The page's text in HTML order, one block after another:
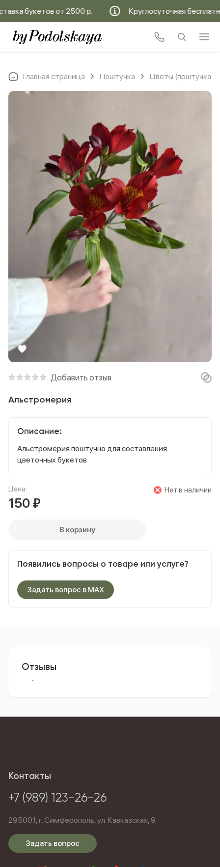
букетов от 2500 р. Круглосуточная
Главная страница Поштучка Цветы (поштучка)
Добавить отзыв
Альстромерия
Описание:
Альстромерия поштучно для составления
цветочных букетов
Цена:
150₽
Нет в наличии
В корзину
Появились вопросы о товаре или услуге?
Задать вопрос в MAX
Отзывы
Контакты
+7 (989) 123-26-26
295001,г. Симферополь,ул. Кавказская, 9
Задать вопрос